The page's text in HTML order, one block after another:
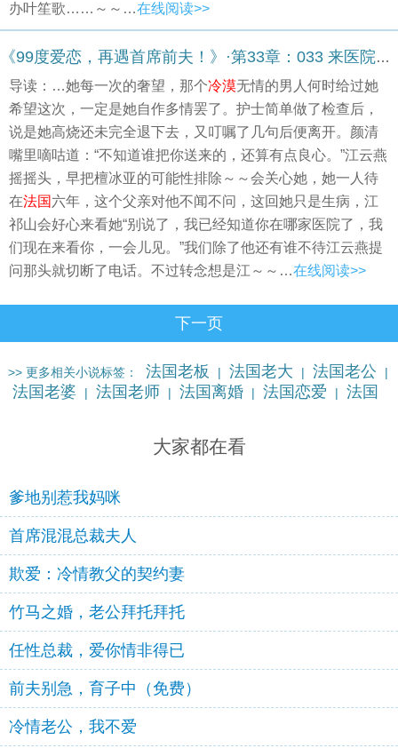
办叶笙歌……～～…在线阅读>>
《99度爱恋，再遇首席前夫！》·第33章：033 来医院看她
导读：…她每一次的奢望，那个冷漠无情的男人何时给过她
希望这次，一定是她自作多情罢了。护士简单做了检查后，
说是她高烧还未完全退下去，又叮嘱了几句后便离开。颜清
嘴里嘀咕道：“不知道谁把你送来的，还算有点良心。”江云燕
摇摇头，早把檀冰亚的可能性排除～～会关心她，她一人待
在法国六年，这个父亲对他不闻不问，这回她只是生病，江
祁山会好心来看她“别说了，我已经知道你在哪家医院了，我
们现在来看你，一会儿见。”我们除了他还有谁不待江云燕提
问那头就切断了电话。不过转念想是江～～…在线阅读>>
下一页
>> 更多相关小说标签： 法国老板 | 法国老大 | 法国老公 |
法国老婆 | 法国老师 | 法国离婚 | 法国恋爱 |
法国
大家都在看
爹地别惹我妈咪
首席混混总裁夫人
欺爱：冷情教父的契约妻
竹马之婚，老公拜托拜托
任性总裁，爱你情非得已
前夫别急，育子中（免费）
冷情老公，我不爱